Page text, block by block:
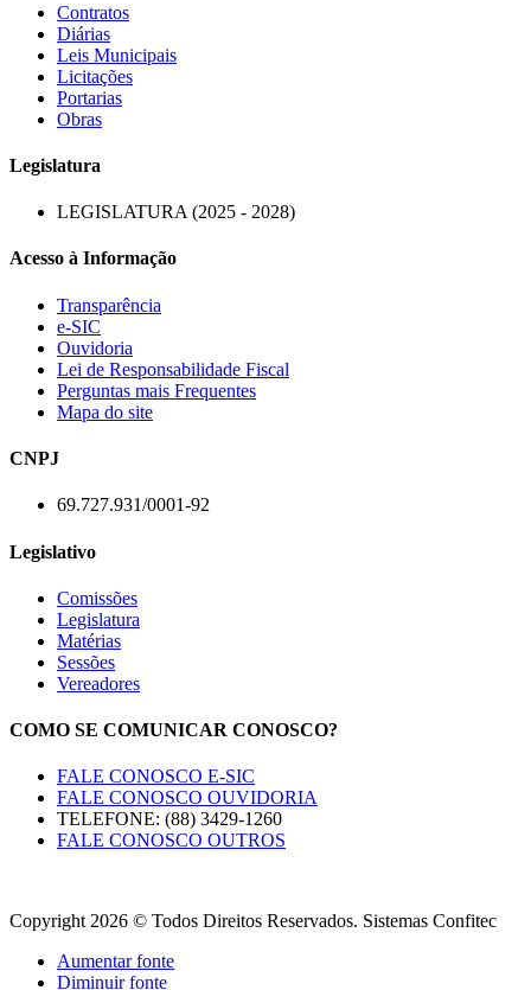
Contratos
Diárias
Leis Municipais
Licitações
Portarias
Obras
Legislatura
LEGISLATURA (2025 - 2028)
Acesso à Informação
Transparência
e-SIC
Ouvidoria
Lei de Responsabilidade Fiscal
Perguntas mais Frequentes
Mapa do site
CNPJ
69.727.931/0001-92
Legislativo
Comissões
Legislatura
Matérias
Sessões
Vereadores
COMO SE COMUNICAR CONOSCO?
FALE CONOSCO E-SIC
FALE CONOSCO OUVIDORIA
TELEFONE: (88) 3429-1260
FALE CONOSCO OUTROS
Copyright 2026 © Todos Direitos Reservados. Sistemas Confitec
Aumentar fonte
Diminuir fonte